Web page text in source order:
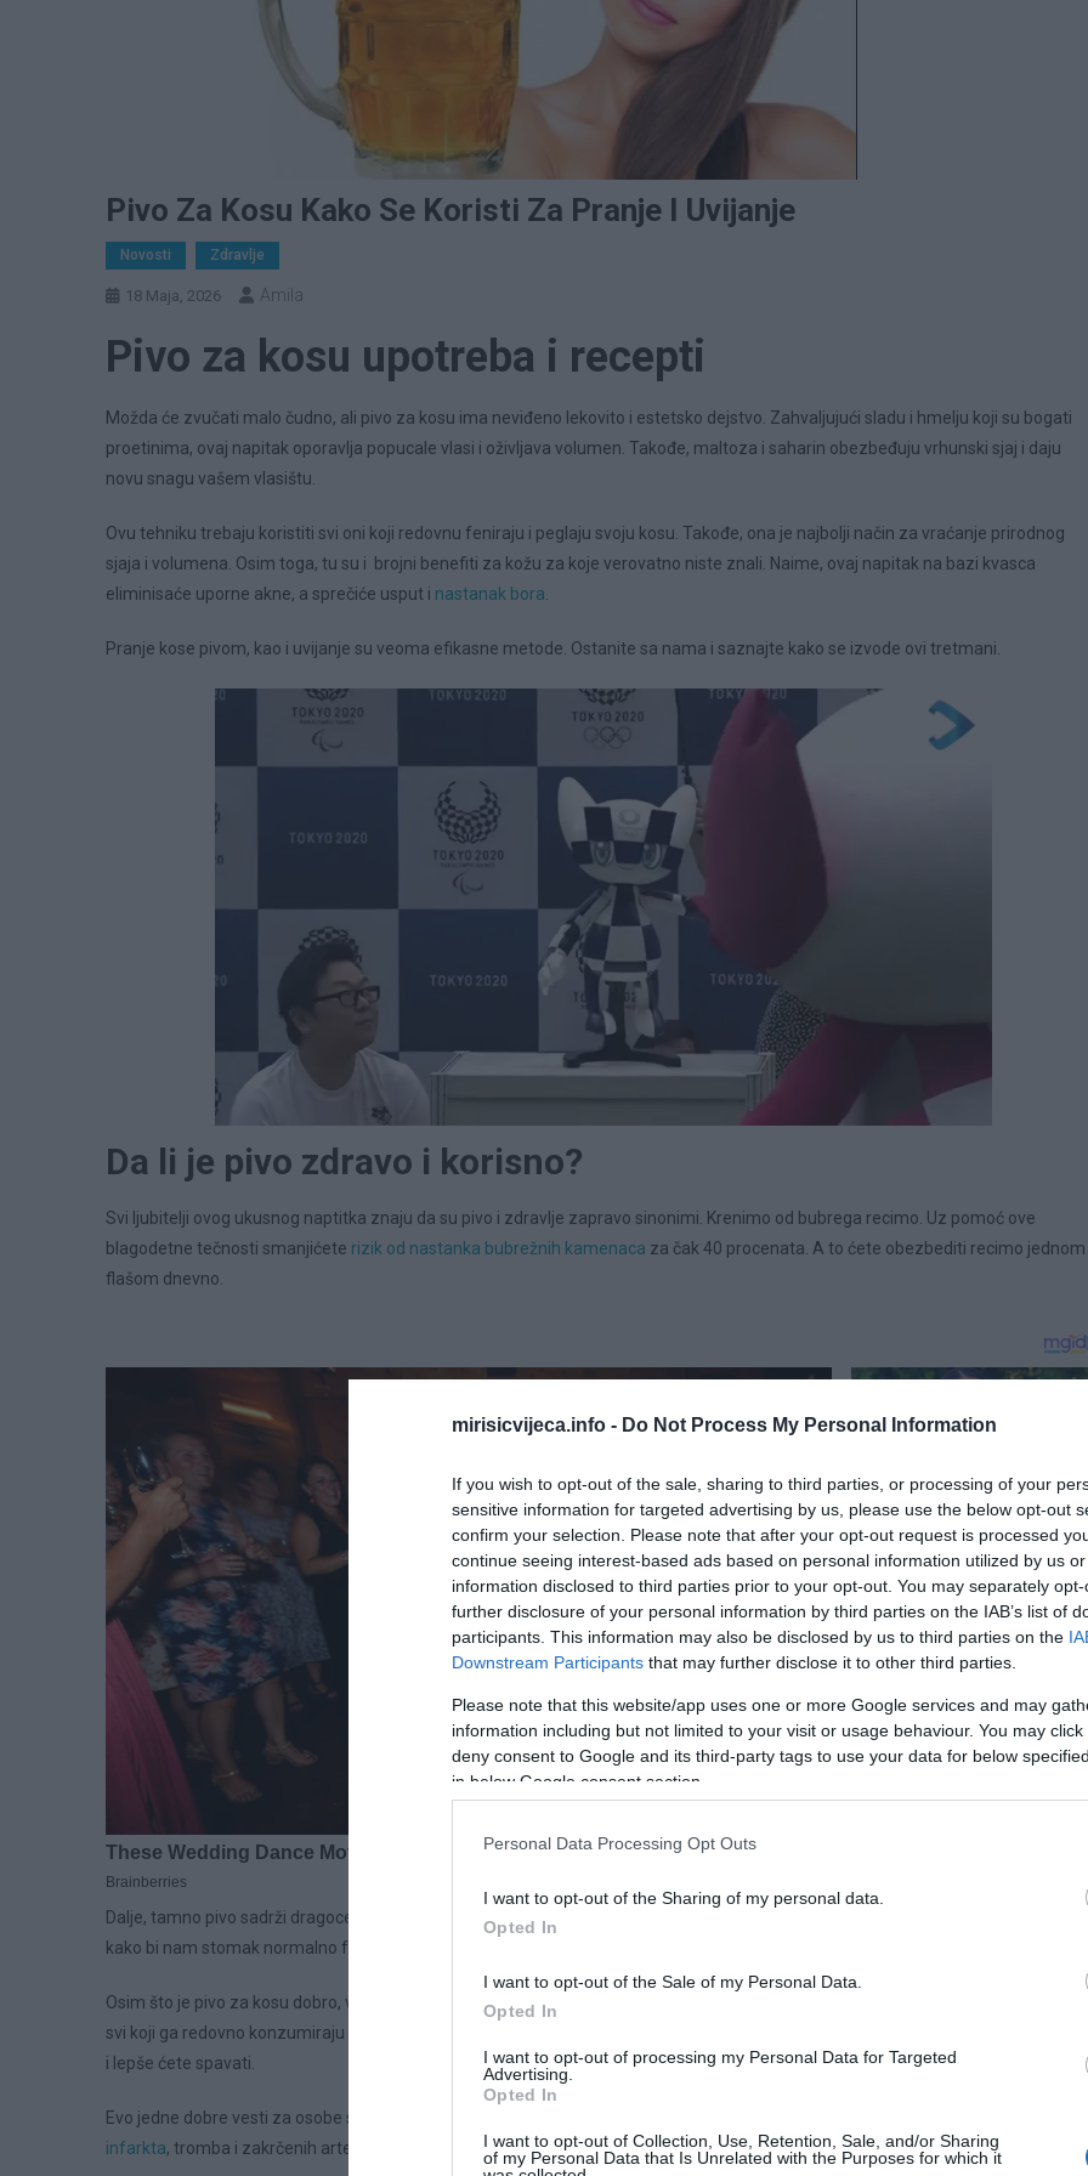
mirisicvijeca.info - Do Not Process My Personal Information
If you wish to opt-out of the sale, sharing to third parties, or processing of your
sensitive information for targeted advertising by us, please use the below opt-out
confirm your selection. Please note that after your opt-out request is processed
continue seeing interest-based ads based on personal information utilized by us
information disclosed to third parties prior to your opt-out. You may separately
further disclosure of your personal information by third parties on the IAB’s list of
participants. This information may also be disclosed by us to third parties on the
Downstream Participants that may further disclose it to other third parties.
Please note that this website/app uses one or more Google services and may
information including but not limited to your visit or usage behaviour. You may
deny consent to Google and its third-party tags to use your data for below
in below Google consent section.
Personal Data Processing Opt Outs
I want to opt-out of the Sharing of my personal data.
Opted In
I want to opt-out of the Sale of my Personal Data.
Opted In
I want to opt-out of processing my Personal Data for Targeted
Advertising.
Opted In
I want to opt-out of Collection, Use, Retention, Sale, and/or Sharing
of my Personal Data that Is Unrelated with the Purposes for which it
Pivo Za Kosu Kako Se Koristi Za Pranje I Uvijanje
Novosti Zdravlje
18 Maja, 2026 Amila
Pivo za kosu upotreba i recepti
Možda će zvučati malo čudno, ali pivo za kosu ima neviđeno lekovito i estetsko dejstvo. Zahvaljujući sladu i hmelju koji su bogati
proetinima, ovaj napitak oporavlja popucale vlasi i oživljava volumen. Takođe, maltoza i saharin obezbeđuju vrhunski sjaj i daju
novu snagu vašem vlasištu.
Ovu tehniku trebaju koristiti svi oni koji redovnu feniraju i peglaju svoju kosu. Takođe, ona je najbolji način za vraćanje prirodnog
sjaja i volumena. Osim toga, tu su i brojni benefiti za kožu za koje verovatno niste znali. Naime, ovaj napitak na bazi kvasca
eliminisaće uporne akne, a sprečiće usput i nastanak bora
Pranje kose pivom, kao i uvijanje su veoma efikasne metode. Ostanite sa nama i saznajte kako se izvode ovi tretmani.
Da li je pivo zdravo i korisno?
Svi ljubitelji ovog ukusnog naptitka znaju da su pivo i zdravlje zapravo sinonimi. Krenimo od bubrega recimo. Uz pomoć ove
blagodetne tečnosti smanjićete rizik od nastanka bubrežnih kamenaca za čak 40 procenata. A to ćete obezbediti recimo jednom
flašom dnevno.
Dalje, tamno pivo sadrži dragocena vlakna pa deluje blagotvorno na probavni sistem. To su one supstance koje moramo unositi
kako bi nam stomak normalno funkcionisao. Drugim rečima, ako ga ne unosite hranom verovatno patite od
Osim što je pivo za kosu dobro, važno je znati kako sadrži i velike količine vitamina B i to je opšte poznata čijenica. Zbog toga,
svi koji ga redovno konzumiraju imaju viši nivo vitamina B6 od onih koji ga uopšte ne piju. I ne samo to, njime se rešavate anemije,
i lepše ćete spavati.
Evo jedne dobre vesti za osobe sa visokim pritiskom. Naime, pivo je zdravo za srce i nivo holesterola u krvi. Usput, ono vas
infarkta, tromba i zakrčenih arterija. Uz to, dobro deluje i na pamćenje, pa ne morati brinuti od oboljevanja od Alchajmerove